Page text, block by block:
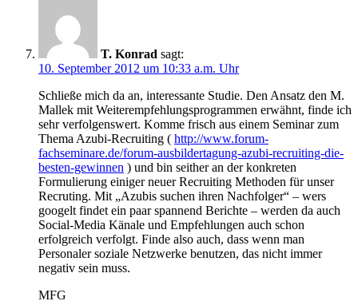
T. Konrad sagt:
10. September 2012 um 10:33 a.m. Uhr
Schließe mich da an, interessante Studie. Den Ansatz den M.
Mallek mit Weiterempfehlungsprogrammen erwähnt, finde ich
sehr verfolgenswert. Komme frisch aus einem Seminar zum
Thema Azubi-Recruiting ( http://www.forum-
fachseminare.de/forum-ausbildertagung-azubi-recruiting-die-
besten-gewinnen ) und bin seither an der konkreten
Formulierung einiger neuer Recruiting Methoden für unser
Recruting. Mit „Azubis suchen ihren Nachfolger“ – wers
googelt findet ein paar spannend Berichte – werden da auch
Social-Media Känale und Empfehlungen auch schon
erfolgreich verfolgt. Finde also auch, dass wenn man
Personaler soziale Netzwerke benutzen, das nicht immer
negativ sein muss.
MFG